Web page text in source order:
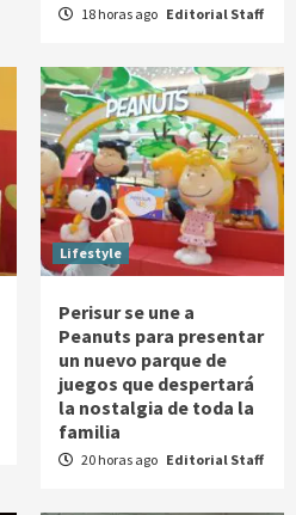
18 horas ago Editorial Staff
Lifestyle
Perisur se une a
Peanuts para presentar
un nuevo parque de
juegos que despertará
la nostalgia de toda la
familia
20 horas ago Editorial Staff